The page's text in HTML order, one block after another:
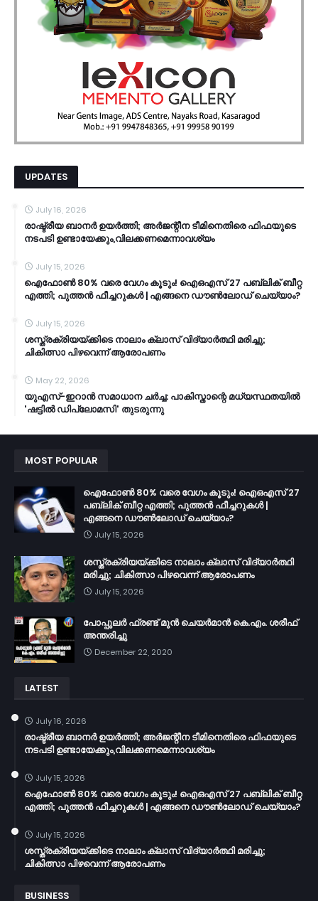
UPDATES
July 16, 2026
രാഷ്ട്രീയ ബാനർ ഉയർത്തി; അർജന്റീന ടീമിനെതിരെ ഫിഫയുടെ
നടപടി ഉണ്ടായേക്കും,വിലക്കണമെന്നാവശ്യം
July 15, 2026
ഐഫോൺ 80% വരെ വേഗം കൂടും! ഐഒഎസ് 27 പബ്ലിക് ബീറ്റ
എത്തി; പുത്തൻ ഫീച്ചറുകൾ | എങ്ങനെ ഡൗൺലോഡ് ചെയ്യാം?
July 15, 2026
ശസ്ത്രക്രിയയ്ക്കിടെ നാലാം ക്ലാസ് വിദ്യാർത്ഥി മരിച്ചു;
ചികിത്സാ പിഴവെന്ന് ആരോപണം
May 22, 2026
യുഎസ്-ഇറാൻ സമാധാന ചർച്ച: പാകിസ്താന്റെ മധ്യസ്ഥതയിൽ
'ഷട്ടിൽ ഡിപ്ലോമസി' തുടരുന്നു
MOST POPULAR
ഐഫോൺ 80% വരെ വേഗം കൂടും! ഐഒഎസ് 27
പബ്ലിക് ബീറ്റ എത്തി; പുത്തൻ ഫീച്ചറുകൾ |
എങ്ങനെ ഡൗൺലോഡ് ചെയ്യാം?
July 15, 2026
ശസ്ത്രക്രിയയ്ക്കിടെ നാലാം ക്ലാസ് വിദ്യാർത്ഥി
മരിച്ചു; ചികിത്സാ പിഴവെന്ന് ആരോപണം
July 15, 2026
പോപ്പുലർ ഫ്രണ്ട്​ മുൻ ചെയർമാൻ കെ.എം. ശരീഫ്​
അന്തരിച്ചു
December 22, 2020
LATEST
July 16, 2026
രാഷ്ട്രീയ ബാനർ ഉയർത്തി; അർജന്റീന ടീമിനെതിരെ ഫിഫയുടെ
നടപടി ഉണ്ടായേക്കും,വിലക്കണമെന്നാവശ്യം
July 15, 2026
ഐഫോൺ 80% വരെ വേഗം കൂടും! ഐഒഎസ് 27 പബ്ലിക് ബീറ്റ
എത്തി; പുത്തൻ ഫീച്ചറുകൾ | എങ്ങനെ ഡൗൺലോഡ് ചെയ്യാം?
July 15, 2026
ശസ്ത്രക്രിയയ്ക്കിടെ നാലാം ക്ലാസ് വിദ്യാർത്ഥി മരിച്ചു;
ചികിത്സാ പിഴവെന്ന് ആരോപണം
BUSINESS